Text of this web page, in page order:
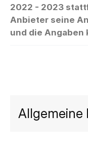
2022 - 2023
Anbieter seine
und die
Allgemeine